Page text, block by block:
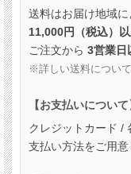
送料はお届け地域に
11,000円（税込）
ご注文から 3営業日
※詳しい送料につい
【お支払いについて
クレジットカード /
支払い方法をご用意